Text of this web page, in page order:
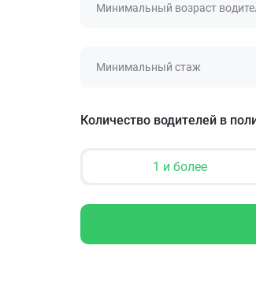
Минимальный возраст
Минимальный стаж
Количество водителей в
1 и более